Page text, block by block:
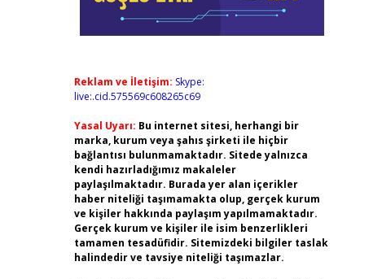
Reklam ve İletişim: Skype:
live:.cid.575569c608265c69
Yasal Uyarı: Bu internet sitesi, herhangi bir
marka, kurum veya şahıs şirketi ile hiçbir
bağlantısı bulunmamaktadır. Sitede yalnızca
kendi hazırladığımız makaleler
paylaşılmaktadır. Burada yer alan içerikler
haber niteliği taşımamakta olup, gerçek kurum
ve kişiler hakkında paylaşım yapılmamaktadır.
Gerçek kurum ve kişiler ile isim benzerlikleri
tamamen tesadüfidir. Sitemizdeki bilgiler taslak
halindedir ve tavsiye niteliği taşımazlar.